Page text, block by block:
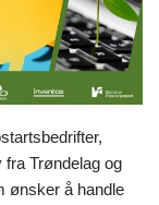
Trøndelag og
ønsker å handle